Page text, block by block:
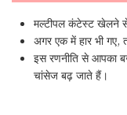
मल्टीपल कंटेस्ट खेलने से
अगर एक में हार भी
इस रणनीति से आपका
चांसेज बढ़ जाते हैं।